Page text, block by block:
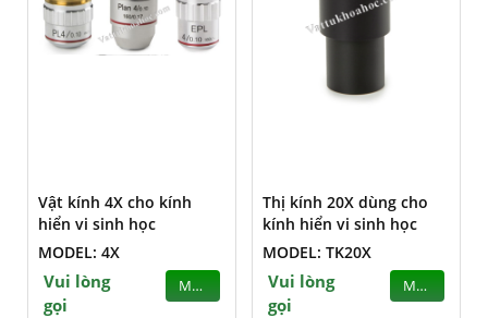
Vật kính 4X cho kính
hiển vi sinh học
MODEL: 4X
Vui lòng
gọi
MUA
Thị kính 20X dùng cho
kính hiển vi sinh học
MODEL: TK20X
Vui lòng
gọi
MUA